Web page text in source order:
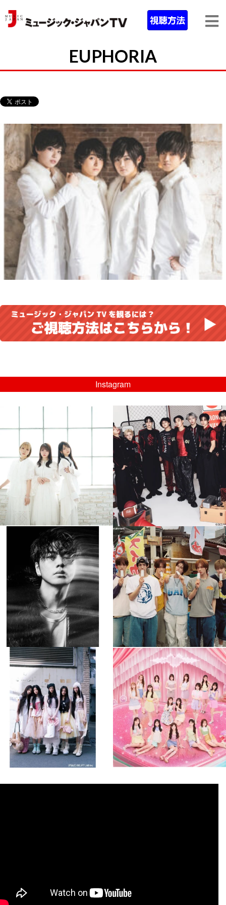
EUPHORIA
Instagram
...
8月 4
4 0
musicjapantv
💡08/05(水)23:00特番放送！
...
8月 4
4 0
musicjapantv
💡8月特番放送決定！
...
8月 4
397 0
musicjapantv
💡8月特番放送決定！
...
8月 4
6 0
musicjapantv
💡8月特番放送決定！
8月 4
2 0
musicjapantv
💡8月特番放送決定！
...
8月 4
2 0